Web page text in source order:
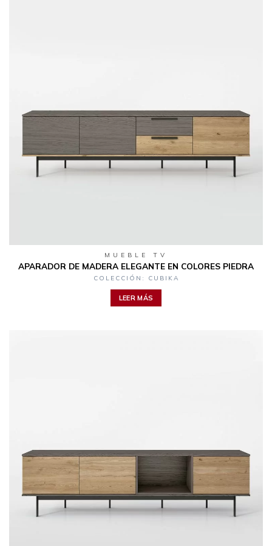
MUEBLE TV
APARADOR DE MADERA ELEGANTE EN COLORES PIEDRA
COLECCIÓN: CUBIKA
LEER MÁS